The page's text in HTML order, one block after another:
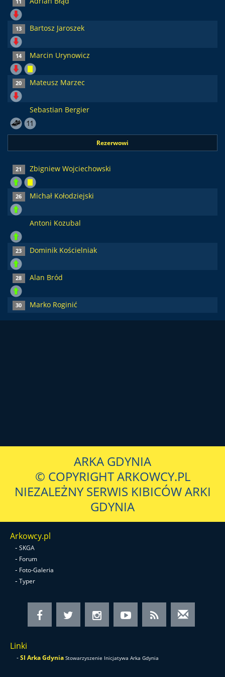
11
13 Bartosz Jaroszek
14 Marcin Urynowicz
20 Mateusz Marzec
Sebastian Bergier
Rezerwowi
21 Zbigniew Wojciechowski
26 Michał Kołodziejski
Antoni Kozubal
23 Dominik Kościelniak
28 Alan Bród
30 Marko Roginić
ARKA GDYNIA
© COPYRIGHT ARKOWCY.PL
NIEZALEŻNY SERWIS KIBICÓW ARKI
GDYNIA
Arkowcy.pl
- SKGA
- Forum
- Foto-Galeria
- Typer
Linki
-SI Arka Gdynia Stowarzyszenie Inicjatywa Arka Gdynia